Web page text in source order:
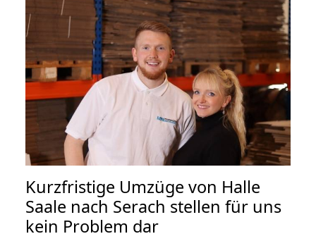
Kurzfristige Umzüge von Halle
Saale nach Serach stellen für uns
kein Problem dar